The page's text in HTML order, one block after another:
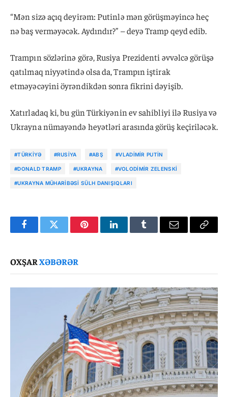
“Mən sizə açıq deyirəm: Putinlə mən görüşməyincə heç
nə baş verməyəcək. Aydındır?” – deyə Tramp qeyd edib.
Trampın sözlərinə görə, Rusiya Prezidenti əvvəlcə görüşə
qatılmaq niyyətində olsa da, Trampın iştirak
etməyəcəyini öyrəndikdən sonra fikrini dəyişib.
Xatırladaq ki, bu gün Türkiyənin ev sahibliyi ilə Rusiya və
Ukrayna nümayəndə heyətləri arasında görüş keçiriləcək.
#TÜRKIYƏ #RUSIYA #ABŞ #VLADIMIR PUTIN
#DONALD TRAMP #UKRAYNA #VOLODIMIR ZELENSKI
#UKRAYNA MÜHARIBƏSI SÜLH DANIŞIQLARI
FacebookTwitter PinterestLinkedInTumblr Email
Copy
OXŞARXƏBƏRƏR